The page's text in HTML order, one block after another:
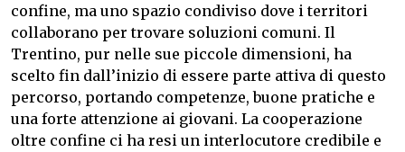
confine, ma uno spazio condiviso dove i territori
collaborano per trovare soluzioni comuni. Il
Trentino, pur nelle sue piccole dimensioni, ha
scelto fin dall’inizio di essere parte attiva di questo
percorso, portando competenze, buone pratiche e
una forte attenzione ai giovani. La cooperazione
oltre confine ci ha resi un interlocutore credibile e